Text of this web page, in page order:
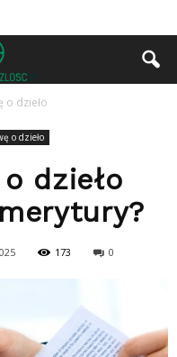
o dzieło
o dzieło
dzieło
173 0